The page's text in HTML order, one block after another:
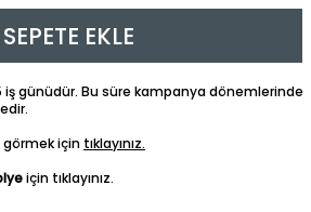
SEPETE EKLE
iş günüdür. Bu süre kampanya dönemlerinde
görmek için tıklayınız.
için tıklayınız.